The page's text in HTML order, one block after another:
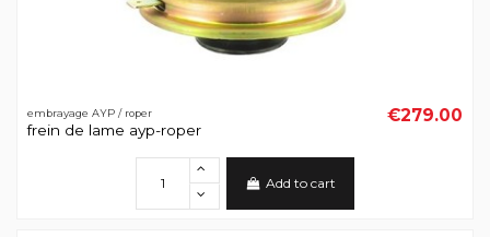
embrayage AYP / roper
frein de lame ayp-roper
€279.00
Add to cart